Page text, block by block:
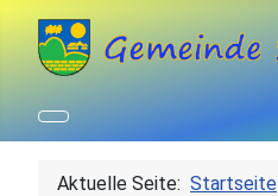
Aktuelle Seite: Startseite